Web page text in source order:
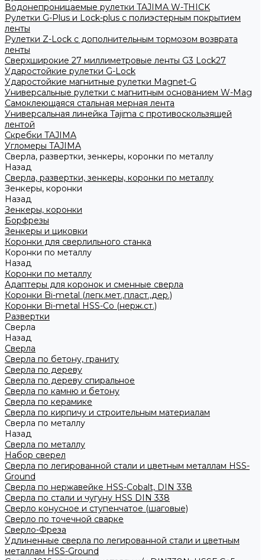
Водонепроницаемые рулетки TAJIMA W-THICK
Рулетки G-Plus и Lock-plus с полиэстерным покрытием
ленты
Рулетки Z-Lock с дополнительным тормозом возврата
ленты
Сверхширокие 27 миллиметровые ленты G3 Lock27
Ударостойкие рулетки G-Lock
Ударостойкие магнитные рулетки Magnet-G
Универсальные рулетки с магнитным основанием W-Mag
Самоклеющаяся стальная мерная лента
Универсальная линейка Tajima с противоскользящей
лентой
Скребки TAJIMA
Угломеры TAJIMA
Сверла, развертки, зенкеры, коронки по металлу
Назад
Сверла, развертки, зенкеры, коронки по металлу
Зенкеры, коронки
Назад
Зенкеры, коронки
Борфрезы
Зенкеры и циковки
Коронки для сверлильного станка
Коронки по металлу
Назад
Коронки по металлу
Адаптеры для коронок и сменные сверла
Коронки Bi-metal (легк.мет.,пласт.,дер.)
Коронки Bi-metal HSS-Co (нерж.ст.)
Развертки
Сверла
Назад
Сверла
Сверла по бетону, граниту
Сверла по дереву
Сверла по дереву спиральное
Сверла по камню и бетону
Сверла по керамике
Сверла по кирпичу и строительным материалам
Сверла по металлу
Назад
Сверла по металлу
Набор сверел
Сверла по легированной стали и цветным металлам HSS-
Ground
Сверла по нержавейке HSS-Cobalt, DIN 338
Сверла по стали и чугуну HSS DIN 338
Сверло конусное и ступенчатое (шаговые)
Сверло по точечной сварке
Сверло-Фреза
Удлиненные сверла по легированной стали и цветным
металлам HSS-Ground